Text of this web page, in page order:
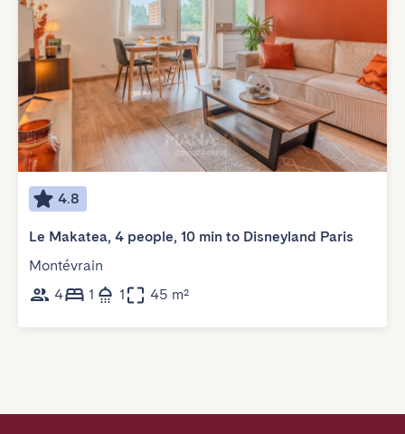
4.8
Le Makatea, 4 people, 10 min to Disneyland Paris
Montévrain
4
1 1 45 m²